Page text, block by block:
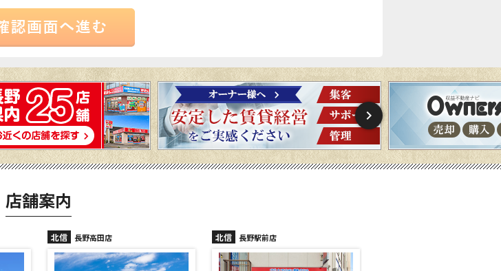
店舗案内
北信 長野高田店 北信 長野駅前店